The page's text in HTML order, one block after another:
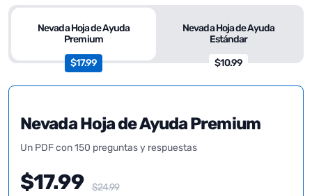
Nevada Hoja de Ayuda
Estándar
$10.99
Nevada Hoja de Ayuda
Premium
$17.99
Nevada Hoja de Ayuda Premium
Un PDF con 150 preguntas y respuestas
$17.99 $24.99